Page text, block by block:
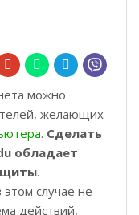
можно
желающих
. Сделать
обладает
.
этом случае не
действий,